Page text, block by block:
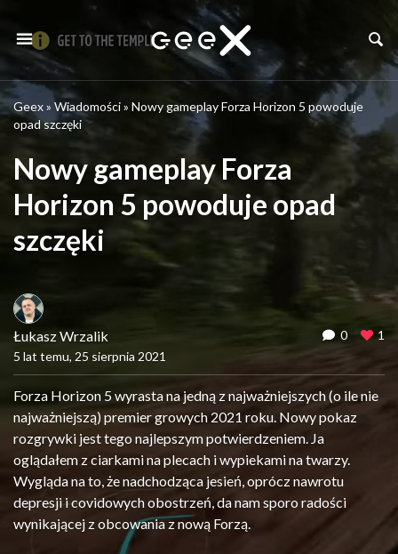
Geex» Wiadomości» Nowy gameplay Forza Horizon 5 powoduje
opad szczęki
Nowy gameplay Forza
Horizon 5 powoduje opad
szczęki
Łukasz Wrzalik
5 lat temu, 25 sierpnia 2021
0 1
Forza Horizon 5 wyrasta na jedną z najważniejszych (o ile nie
najważniejszą) premier growych 2021 roku. Nowy pokaz
rozgrywki jest tego najlepszym potwierdzeniem. Ja
oglądałem z ciarkami na plecach i wypiekami na twarzy.
Wygląda na to, że nadchodząca jesień, oprócz nawrotu
depresji i covidowych obostrzeń, da nam sporo radości
wynikającej z obcowania z nową Forzą.